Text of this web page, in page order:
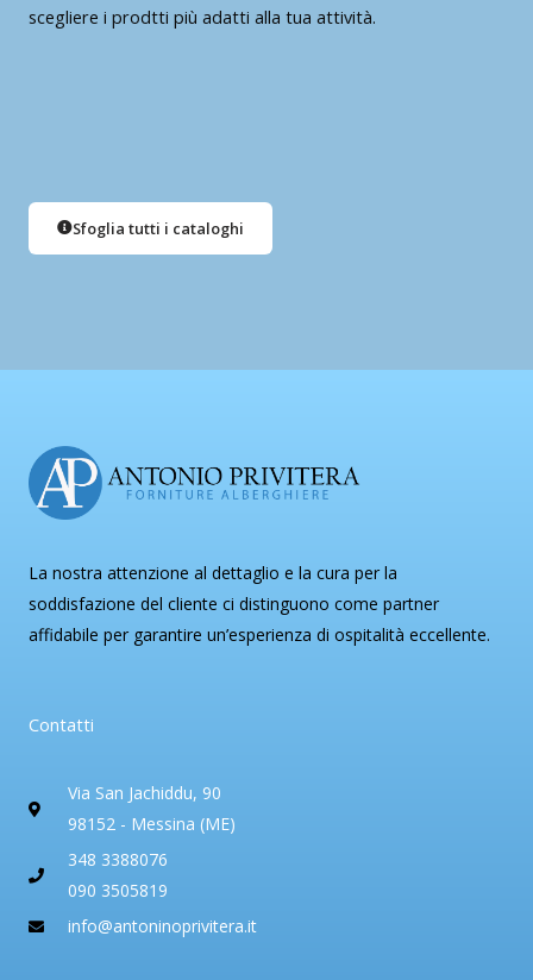
scegliere i prodtti più adatti alla tua attività.
Sfoglia tutti i cataloghi
La nostra attenzione al dettaglio e la cura per la
soddisfazione del cliente ci distinguono come partner
affidabile per garantire un’esperienza di ospitalità eccellente.
Contatti
Via San Jachiddu, 90
98152 - Messina (ME)
348 3388076
090 3505819
info@antoninoprivitera.it